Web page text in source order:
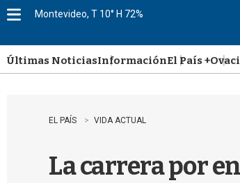
u
Montevideo, T 10° H 72%
Últimas NoticiasInformaciónEl País +
EL PAÍS VIDA ACTUAL
La carrera por